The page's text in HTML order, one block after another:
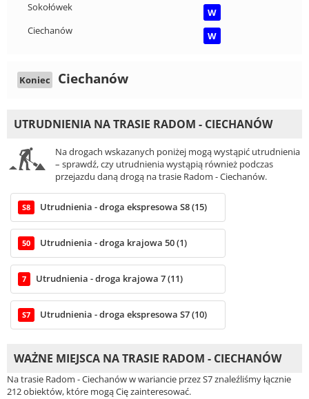
Sokołówek
W
Ciechanów
W
Koniec Ciechanów
UTRUDNIENIA NA TRASIE RADOM - CIECHANÓW
Na drogach wskazanych poniżej mogą wystąpić utrudnienia
– sprawdź, czy utrudnienia wystąpią również podczas
przejazdu daną drogą na trasie Radom - Ciechanów.
S8 Utrudnienia - droga ekspresowa S8 (15)
50 Utrudnienia - droga krajowa 50 (1)
7 Utrudnienia - droga krajowa 7 (11)
S7 Utrudnienia - droga ekspresowa S7 (10)
WAŻNE MIEJSCA NA TRASIE RADOM - CIECHANÓW
Na trasie Radom - Ciechanów w wariancie przez S7 znaleźliśmy łącznie
212 obiektów, które mogą Cię zainteresować.